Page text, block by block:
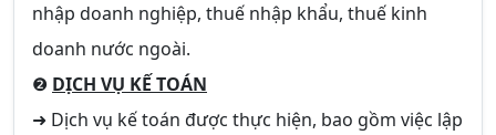
nhập doanh nghiệp, thuế nhập khẩu, thuế kinh
doanh nước ngoài.
❷ DỊCH VỤ KẾ TOÁN
➜ Dịch vụ kế toán được thực hiện, bao gồm việc lập